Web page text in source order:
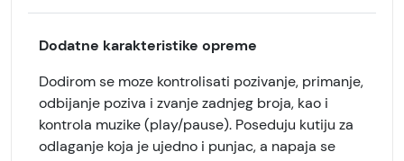
Dodatne karakteristike opreme
Dodirom se moze kontrolisati pozivanje, primanje,
odbijanje poziva i zvanje zadnjeg broja, kao i
kontrola muzike (play/pause). Poseduju kutiju za
odlaganje koja je ujedno i punjac, a napaja se